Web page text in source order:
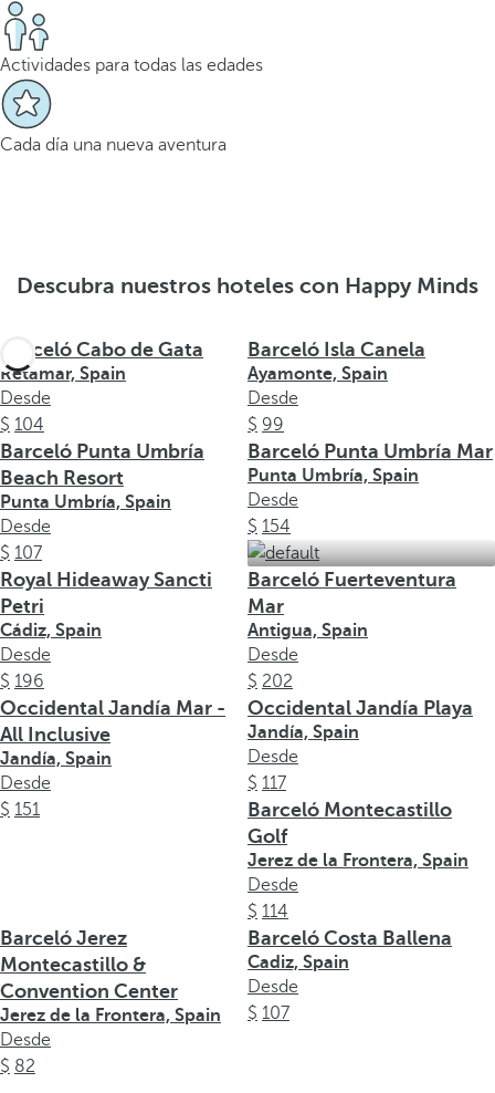
Actividades para todas las edades
Cada día una nueva aventura
Descubra nuestros hoteles con Happy Minds
Barceló Cabo de Gata
Retamar, Spain
Desde
104
Barceló Isla Canela
Ayamonte, Spain
Desde
99
Barceló Punta Umbría
Beach Resort
Punta Umbría, Spain
Desde
107
Barceló Punta Umbría Mar
Punta Umbría, Spain
Desde
154
Royal Hideaway Sancti
Petri
Cádiz, Spain
Desde
196
Barceló Fuerteventura
Mar
Antigua, Spain
Desde
202
Occidental Jandía Mar -
All Inclusive
Jandía, Spain
Desde
151
Occidental Jandía Playa
Jandía, Spain
Desde
117
Barceló Montecastillo
Golf
Jerez de la Frontera, Spain
Desde
114
Barceló Jerez
Montecastillo &
Convention Center
Jerez de la Frontera, Spain
Desde
82
Barceló Costa Ballena
Cadiz, Spain
Desde
107